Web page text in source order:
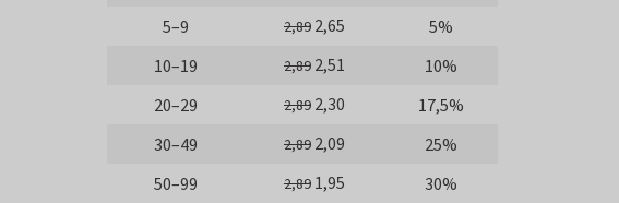
5–9
2,89 2,65
5%
10–19
2,89 2,51
10%
20–29
2,89 2,30
17,5%
30–49
2,89 2,09
25%
50–99
2,89 1,95
30%